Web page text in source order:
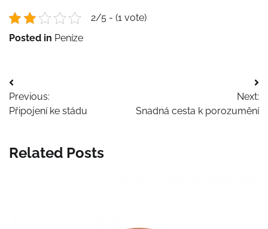
2/5 - (1 vote)
Posted in Peníze
Navigace
pro
Previous:
Připojení ke stádu
Next:
Snadná cesta k porozumění
Related Posts